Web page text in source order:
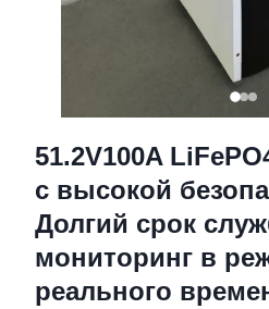
51.2V100A
с высокой
Долгий срок
мониторинг в
реального